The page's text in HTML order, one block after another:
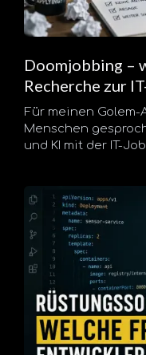
Doomjobbing –
Recherche zur
Für meinen
Menschen
und KI mit der IT-